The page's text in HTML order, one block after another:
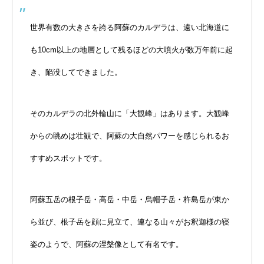
世界有数の大きさを誇る阿蘇のカルデラは、遠い北海道に
も10cm以上の地層として残るほどの大噴火が数万年前に起
き、陥没してできました。
そのカルデラの北外輪山に「大観峰」はあります。大観峰
からの眺めは壮観で、阿蘇の大自然パワーを感じられるお
すすめスポットです。
阿蘇五岳の根子岳・高岳・中岳・烏帽子岳・杵島岳が東か
ら並び、根子岳を顔に見立て、連なる山々がお釈迦様の寝
姿のようで、阿蘇の涅槃像として有名です。